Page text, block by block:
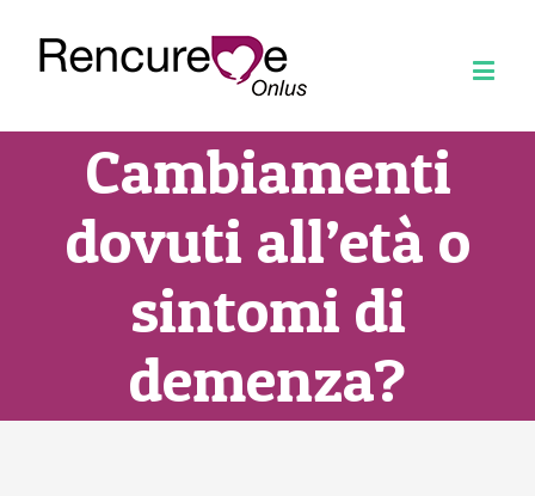
Cambiamenti
dovuti all’età o
sintomi di
demenza?